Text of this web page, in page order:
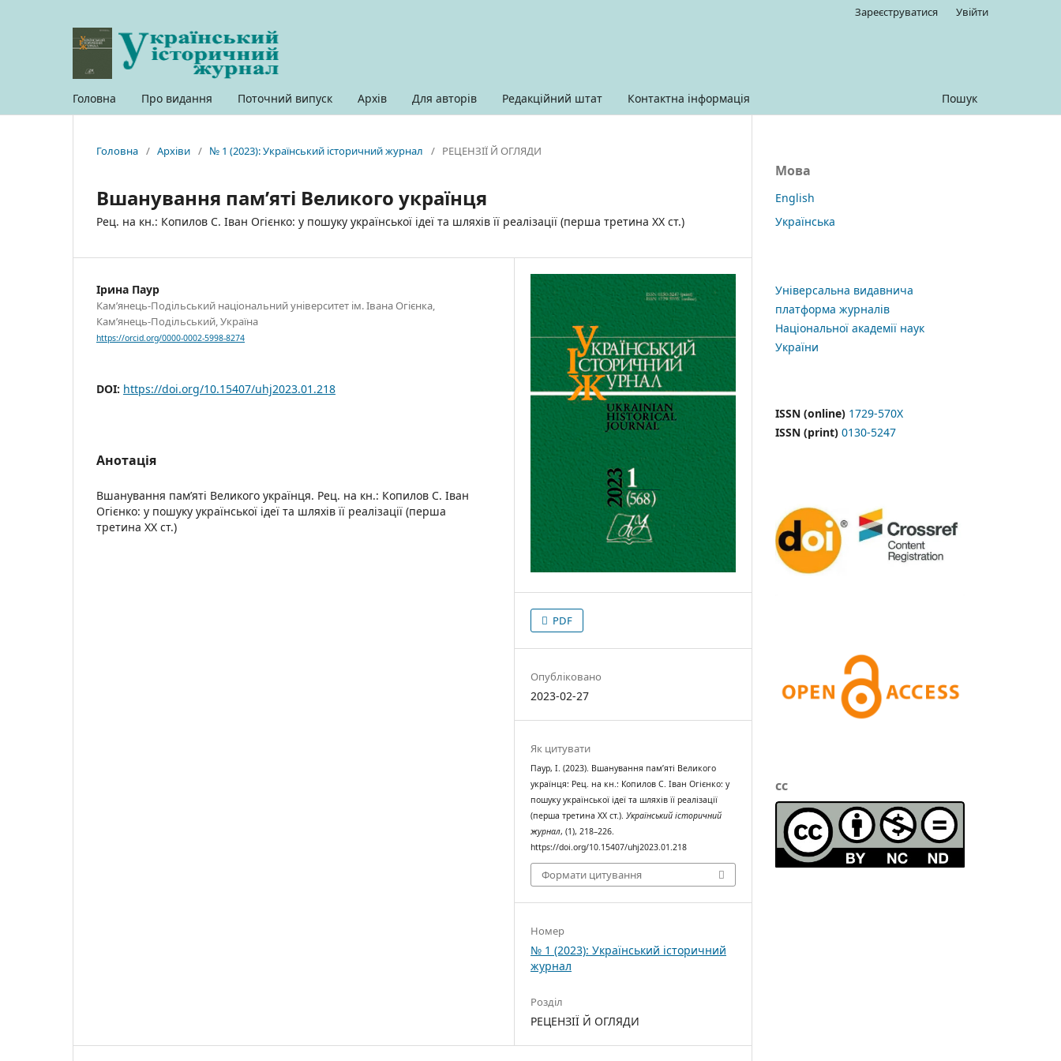
Головна Про видання Поточний випуск Архів Для авторів Редакційний штат Контактна інформація Пошук
Зареєструватися Увійти
Головна / Архіви / № 1 (2023): Український історичний журнал / РЕЦЕНЗІЇ Й ОГЛЯДИ
Вшанування пам’яті Великого українця
Рец. на кн.: Копилов С. Іван Огієнко: у пошуку української ідеї та шляхів її реалізації (перша третина ХХ ст.)
Ірина Паур
Кам’янець-Подільський національний університет ім. Івана Огієнка,
Кам’янець-Подільський, Україна
https://orcid.org/0000-0002-5998-8274
DOI: https://doi.org/10.15407/uhj2023.01.218
Анотація
Вшанування пам’яті Великого українця. Рец. на кн.: Копилов С. Іван
Огієнко: у пошуку української ідеї та шляхів її реалізації (перша
третина ХХ ст.)
PDF
Опубліковано
2023-02-27
Як цитувати
Паур, І. (2023). Вшанування пам’яті Великого
українця: Рец. на кн.: Копилов С. Іван Огієнко: у
пошуку української ідеї та шляхів її реалізації
(перша третина ХХ ст.).Український історичний
журнал, (1), 218–226.
https://doi.org/10.15407/uhj2023.01.218
Формати цитування
Номер
№ 1 (2023): Український історичний
журнал
Розділ
РЕЦЕНЗІЇ Й ОГЛЯДИ
Мова
English
Українська
Універсальна видавнича
платформа журналів
Національної академії наук
України
ISSN (online) 1729-570X
ISSN (print) 0130-5247
cc